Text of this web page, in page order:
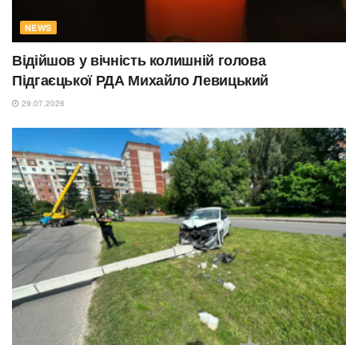
NEWS
Відійшов у вічність колишній голова
Підгаєцької РДА Михайло Левицький
29.07.2026